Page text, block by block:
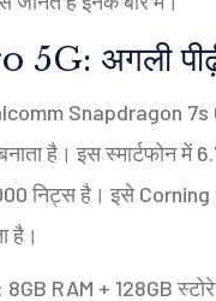
अगली पीढ़ी
Snapdragon 7s
है। इस स्मार्टफोन में
निट्स है। इसे Corning
है।
RAM + 128GB